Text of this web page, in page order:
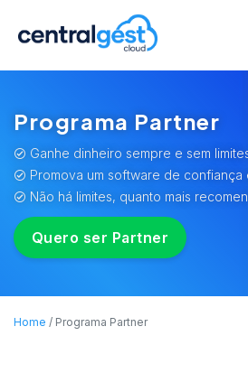
Programa Partner
Ganhe dinheiro sempre e sem
Promova um software de confiança
Não há limites, quanto mais
Quero ser Partner
Home Programa Partner